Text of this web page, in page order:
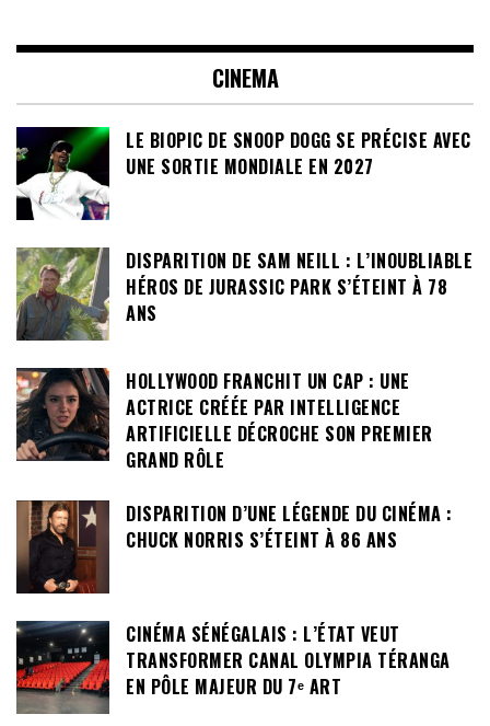
CINEMA
LE BIOPIC DE SNOOP DOGG SE PRÉCISE AVEC
UNE SORTIE MONDIALE EN 2027
DISPARITION DE SAM NEILL : L’INOUBLIABLE
HÉROS DE JURASSIC PARK S’ÉTEINT À 78
ANS
HOLLYWOOD FRANCHIT UN CAP : UNE
ACTRICE CRÉÉE PAR INTELLIGENCE
ARTIFICIELLE DÉCROCHE SON PREMIER
GRAND RÔLE
DISPARITION D’UNE LÉGENDE DU CINÉMA :
CHUCK NORRIS S’ÉTEINT À 86 ANS
CINÉMA SÉNÉGALAIS : L’ÉTAT VEUT
TRANSFORMER CANAL OLYMPIA TÉRANGA
EN PÔLE MAJEUR DU 7ᵉ ART